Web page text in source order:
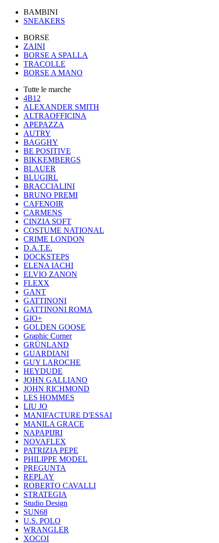
BAMBINI
SNEAKERS
BORSE
ZAINI
BORSE A SPALLA
TRACOLLE
BORSE A MANO
Tutte le marche
4B12
ALEXANDER SMITH
ALTRAOFFICINA
APEPAZZA
AUTRY
BAGGHY
BE POSITIVE
BIKKEMBERGS
BLAUER
BLUGIRL
BRACCIALINI
BRUNO PREMI
CAFENOIR
CARMENS
CINZIA SOFT
COSTUME NATIONAL
CRIME LONDON
D.A.T.E.
DOCKSTEPS
ELENA IACHI
ELVIO ZANON
FLEXX
GANT
GATTINONI
GATTINONI ROMA
GIO+
GOLDEN GOOSE
Graphic Corner
GRÜNLAND
GUARDIANI
GUY LAROCHE
HEYDUDE
JOHN GALLIANO
JOHN RICHMOND
LES HOMMES
LIU JO
MANIFACTURE D'ESSAI
MANILA GRACE
NAPAPIJRI
NOVAFLEX
PATRIZIA PEPE
PHILIPPE MODEL
PREGUNTA
REPLAY
ROBERTO CAVALLI
STRATEGIA
Studio Design
SUN68
U.S. POLO
WRANGLER
XOCOI